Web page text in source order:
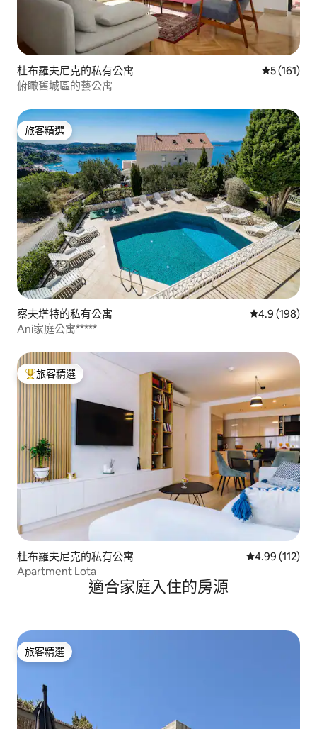
杜布羅夫尼克的私有公寓 從 161 則
5 (161)
俯瞰舊城區的藝公寓
旅客精選
旅客精選
察夫塔特的私有公寓 從 198 則評
4.9 (198)
Ani家庭公寓*****
旅客精選榜首
旅客精選
杜布羅夫尼克的私有公寓 從 112 則評價
4.99 (112)
Apartment Lota
適合家庭入住的房源
旅客精選
旅客精選